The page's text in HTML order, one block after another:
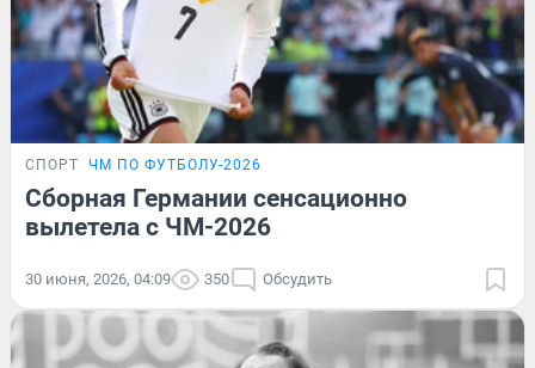
СПОРТ ЧМ ПО ФУТБОЛУ-2026
Сборная Германии сенсационно
вылетела с ЧМ-2026
30 июня, 2026, 04:09 350 Обсудить